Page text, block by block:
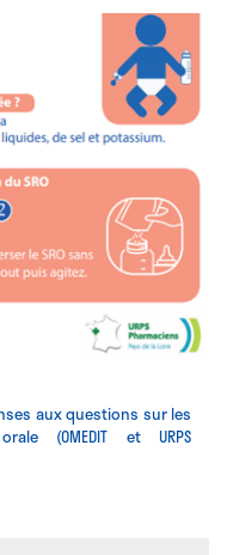
aux questions sur les
(OMEDIT et URPS